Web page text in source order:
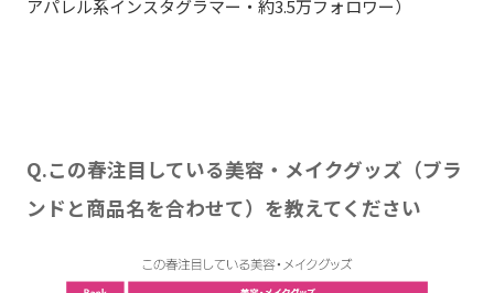
アパレル系インスタグラマー・約3.5万フォロワー）
Q.この春注目している美容・メイクグッズ（ブラ
ンドと商品名を合わせて）を教えてください